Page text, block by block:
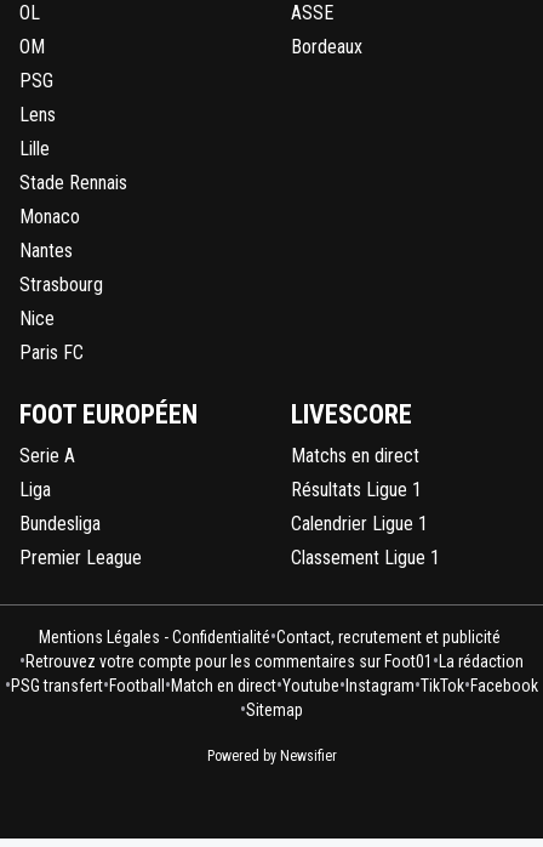
OL
OM
PSG
Lens
Lille
Stade Rennais
Monaco
Nantes
Strasbourg
Nice
Paris FC
ASSE
Bordeaux
FOOT EUROPÉEN
Serie A
Liga
Bundesliga
Premier League
LIVESCORE
Matchs en direct
Résultats Ligue 1
Calendrier Ligue 1
Classement Ligue 1
Mentions Légales - Confidentialité•Contact, recrutement et publicité
•Retrouvez votre compte pour les commentaires sur Foot01 • La rédaction
•PSG transfert•Football •Match en direct•Youtube• Instagram•TikTok•Facebook
•Sitemap
Powered by Newsifier